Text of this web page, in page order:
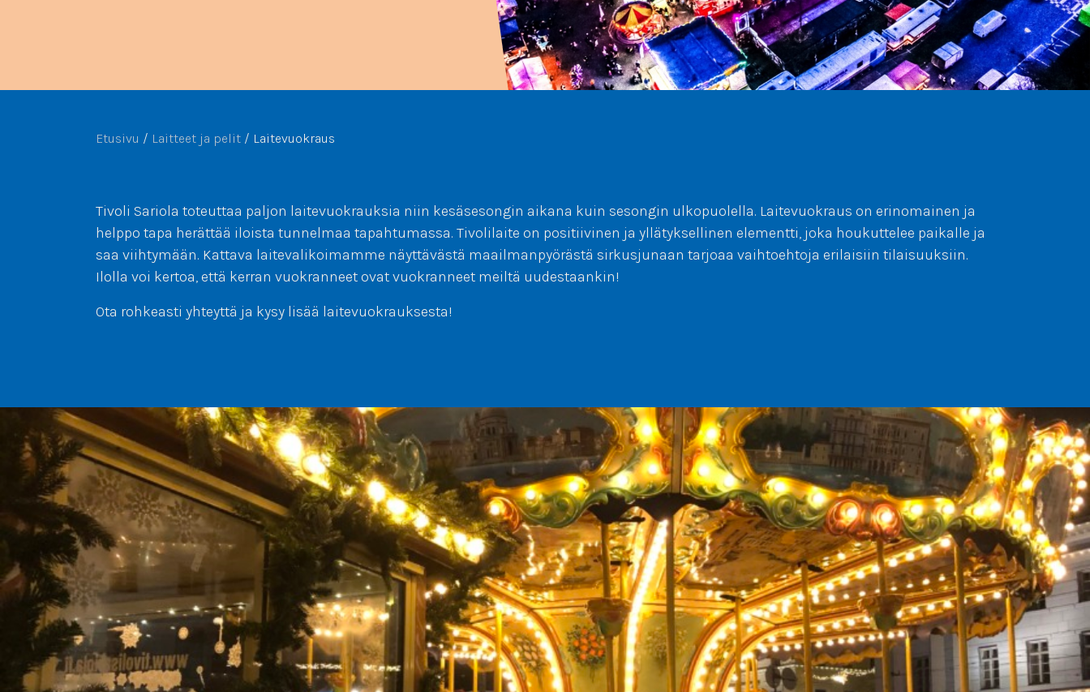
Etusivu / Laitteet ja pelit / Laitevuokraus
Tivoli Sariola toteuttaa paljon laitevuokrauksia niin kesäsesongin aikana kuin sesongin ulkopuolella. Laitevuokraus on erinomainen ja
helppo tapa herättää iloista tunnelmaa tapahtumassa. Tivolilaite on positiivinen ja yllätyksellinen elementti, joka houkuttelee paikalle ja
saa viihtymään. Kattava laitevalikoimamme näyttävästä maailmanpyörästä sirkusjunaan tarjoaa vaihtoehtoja erilaisiin tilaisuuksiin.
Ilolla voi kertoa, että kerran vuokranneet ovat vuokranneet meiltä uudestaankin!
Ota rohkeasti yhteyttä ja kysy lisää laitevuokrauksesta!